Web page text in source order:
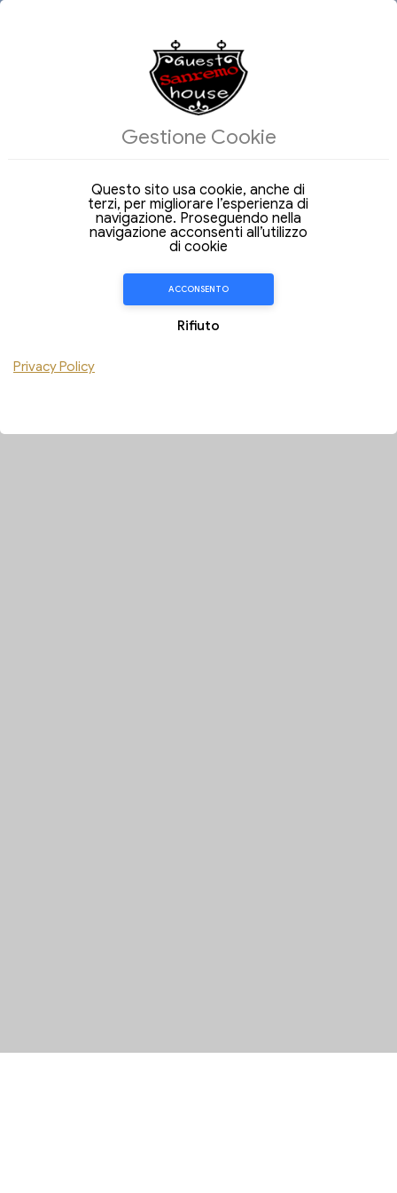
Ago 2026 07
Strutture: 2 Adulti
FILTRI
ITALIANO RICERCA
Gestione Cookie
Questo sito usa cookie, anche di
terzi, per migliorare l’esperienza di
navigazione. Proseguendo nella
navigazione acconsenti all’utilizzo
di cookie
ACCONSENTO
Rifiuto
Privacy Policy